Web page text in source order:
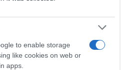
to enable storage
like cookies on web or
apps.